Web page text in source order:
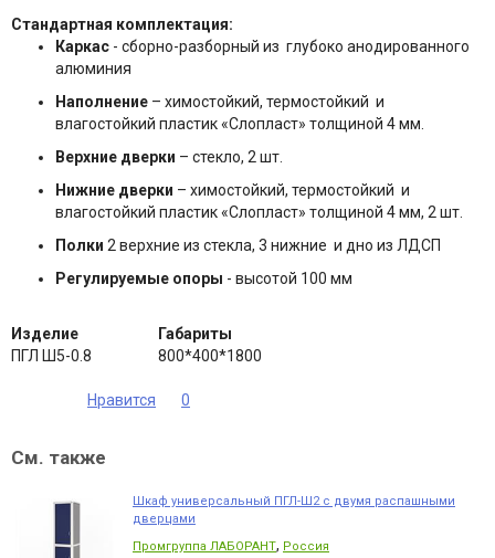
Стандартная комплектация:
Каркас - сборно-разборный из глубоко анодированного
алюминия
Наполнение – химостойкий, термостойкий и
влагостойкий пластик «Слопласт» толщиной 4 мм.
Верхние дверки – стекло, 2 шт.
Нижние дверки – химостойкий, термостойкий и
влагостойкий пластик «Слопласт» толщиной 4 мм, 2 шт.
Полки 2 верхние из стекла, 3 нижние и дно из ЛДСП
Регулируемые опоры - высотой 100 мм
Изделие
Габариты
ПГЛ Ш5-0.8 800*400*1800
Нравится 0
См. также
Шкаф универсальный ПГЛ-Ш2 с двумя распашными
дверцами
Промгруппа ЛАБОРАНТ, Россия